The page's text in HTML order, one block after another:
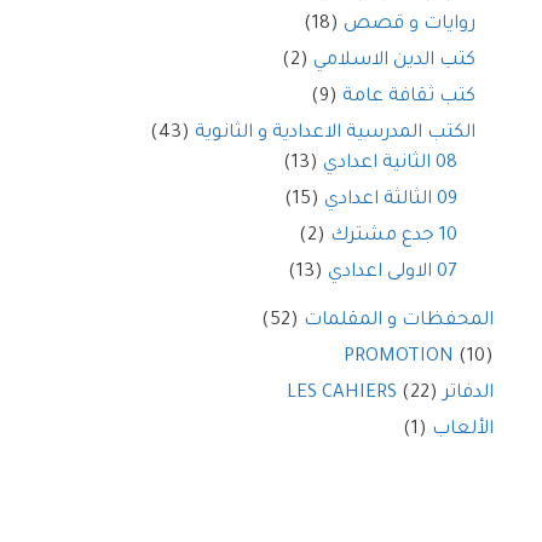
روايات و قصص (18)
كتب الدين الاسلامي (2)
كتب ثقافة عامة (9)
الكتب المدرسية الاعدادية و الثانوية (43)
08 الثانية اعدادي
(13)
09 الثالثة اعدادي
(15)
10 جدع مشترك
(2)
07 الاولى اعدادي
(13)
المحفظات و المقلمات (52)
PROMOTION (10)
الدفاتر LES CAHIERS (22)
الألعاب (1)